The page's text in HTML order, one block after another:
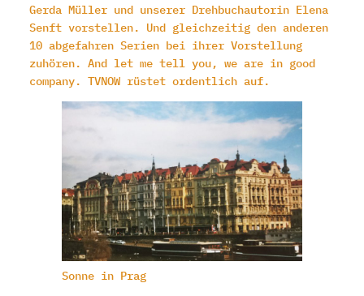
Gerda Müller und unserer Drehbuchautorin Elena
Senft vorstellen. Und gleichzeitig den anderen
10 abgefahren Serien bei ihrer Vorstellung
zuhören. And let me tell you, we are in good
company. TVNOW rüstet ordentlich auf.
Sonne in Prag